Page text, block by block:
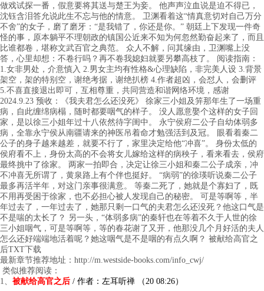
做戏试探一番，假意要将其送与楚王为妾。 他声声泣血说是迫不得已，
沈钰含泪答允说此生不忘与他的情意。 卫渊看着这“情真意切对自己万分
不舍”的女子，磨了磨牙：“是我错了，你还是你。” 朝廷上下发现一件奇
怪的事，原本躺平不理朝政的镇国公近来不知为何忽然勤奋起来了，而且
比谁都卷，堪称文武百官之典范。 众人不解，问其缘由，卫渊嘴上没
答，心里却想：不卷行吗？再不卷我媳妇就要另攀高枝了。 阅读指南：
1.女非男处，介意慎入 2.男女主均有性格&心理缺陷，非完美人设 3.背景
架空，架的特别空，谢绝考据，谢绝扒榜 4.作者超凶，会怼人，会删评
5.不喜直接退出即可，互相尊重，共同营造和谐网络环境，感谢
2024.9.23 预收：《我夫君怎么还没死》 徐家三小姐及笄那年生了一场重
病，自此缠绵病榻，随时都要咽气的样子。 没人愿意娶个这样的女子回
家，是以徐三小姐年过十八依然待字闺中。 永宁侯府二公子自幼体弱多
病，全靠永宁侯从南疆请来的神医吊着命才勉强活到及冠。 眼看着秦二
公子的身子越来越差，就要不行了，家里决定给他“冲喜”。 身份太低的
侯府看不上，身份太高的不会将女儿嫁给这样的病秧子，看来看去，侯府
最终挑中了徐家。 两家一拍即合，决定让徐三小姐和秦二公子成亲，冲
不冲喜无所谓了，黄泉路上有个伴也挺好。 “病弱”的徐瑛听说秦二公子
最多再活半年，对这门亲事很满意。 等秦二死了，她就是个寡妇了，既
不用再受困于徐家，也不必担心被人发现自己的秘密。 可是等啊等，半
年过去了，一年过去了，她那只剩一口气的夫君怎么还没死？他这口气是
不是喘的太长了？ 另一头，“体弱多病”的秦轩也在等着不久于人世的徐
三小姐咽气，可是等啊等，等的春花谢了又开，他那没几个月好活的夫人
怎么还好端端地活着呢？她这咽气是不是咽的有点久啊？ 被献给高官之
后TXT下载
最新章节推荐地址：http://m.westside-books.com/info_cwj/
类似推荐阅读：
1、 被献给高官之后 / 作者：左耳听禅 （20 08:26）